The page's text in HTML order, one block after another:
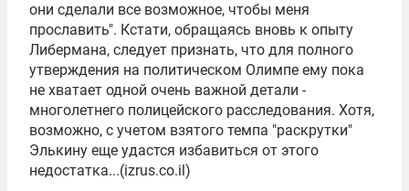
они сделали все возможное, чтобы меня
прославить". Кстати, обращаясь вновь к опыту
Либермана, следует признать, что для полного
утверждения на политическом Олимпе ему пока
не хватает одной очень важной детали -
многолетнего полицейского расследования. Хотя,
возможно, с учетом взятого темпа "раскрутки"
Элькину еще удастся избавиться от этого
недостатка...(izrus.co.il)